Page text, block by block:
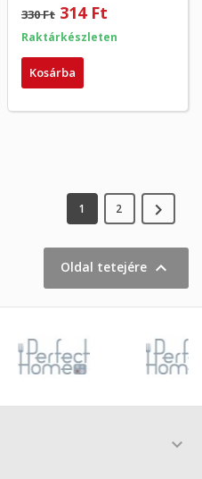
330 Ft 314 Ft
Raktárkészleten
Kosárba
1 2 
Oldal tetejére 
